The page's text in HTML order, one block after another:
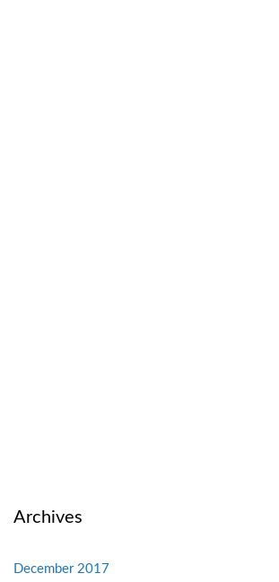
Archives
December 2017